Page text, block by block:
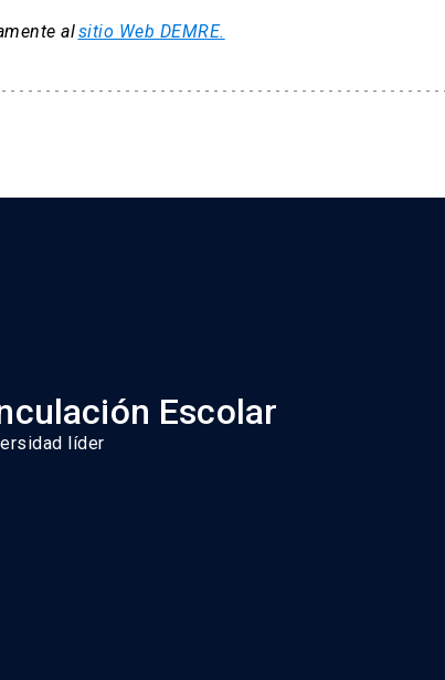
te pedimos que estés muy atento(a) a la plataforma
vía DEMRE a la misma carrera de
en los plazos de postulación nacional de
alsitio Web DEMRE.
Escolar
líder